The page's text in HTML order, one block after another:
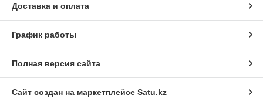
Доставка и оплата
График работы
Полная версия сайта
Сайт создан на маркетплейсе Satu.kz